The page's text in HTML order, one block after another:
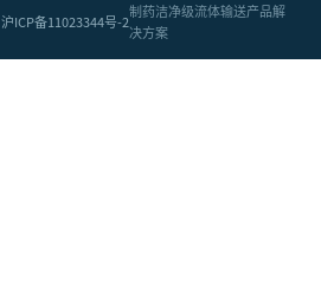
沪ICP备11023344号-2
制药洁净级流体输送产品解
决方案